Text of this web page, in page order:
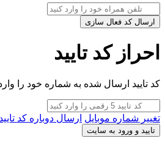
ارسال کد فعال سازی
احراز کد تایید
کد تایید ارسال شده به شماره خود را وارد
تغییر شماره موبایل ارسال دوباره کد تایید
تایید و ورود به سایت